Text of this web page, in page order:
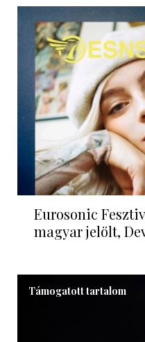
Eurosonic
magyar jelölt,
Támogatott tartalom